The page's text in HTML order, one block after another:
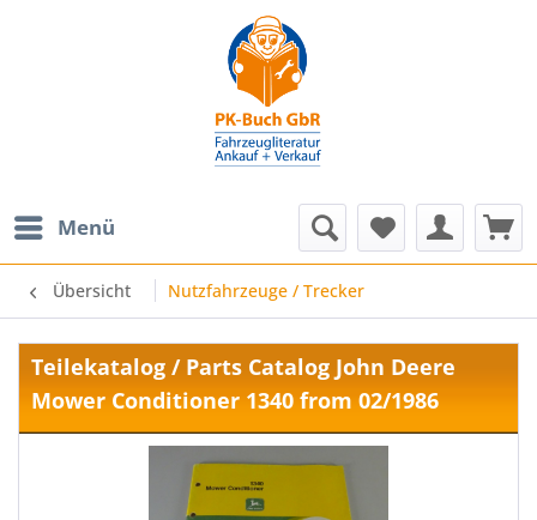
Menü
Übersicht Nutzfahrzeuge / Trecker
Teilekatalog / Parts Catalog John Deere
Mower Conditioner 1340 from 02/1986